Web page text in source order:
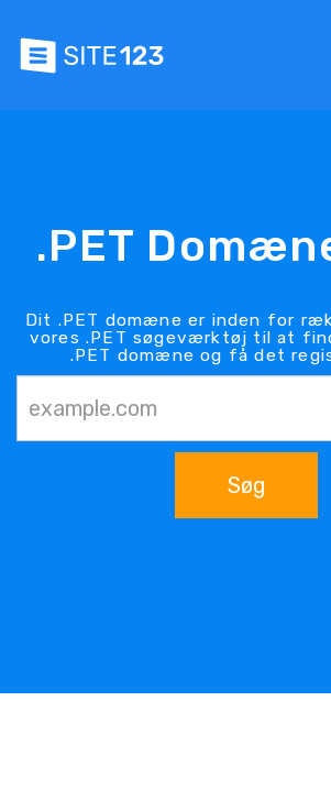
.PET
Dit .PET domæne er inden for
vores .PET søgeværktøj til at
.PET domæne og få det
Søg